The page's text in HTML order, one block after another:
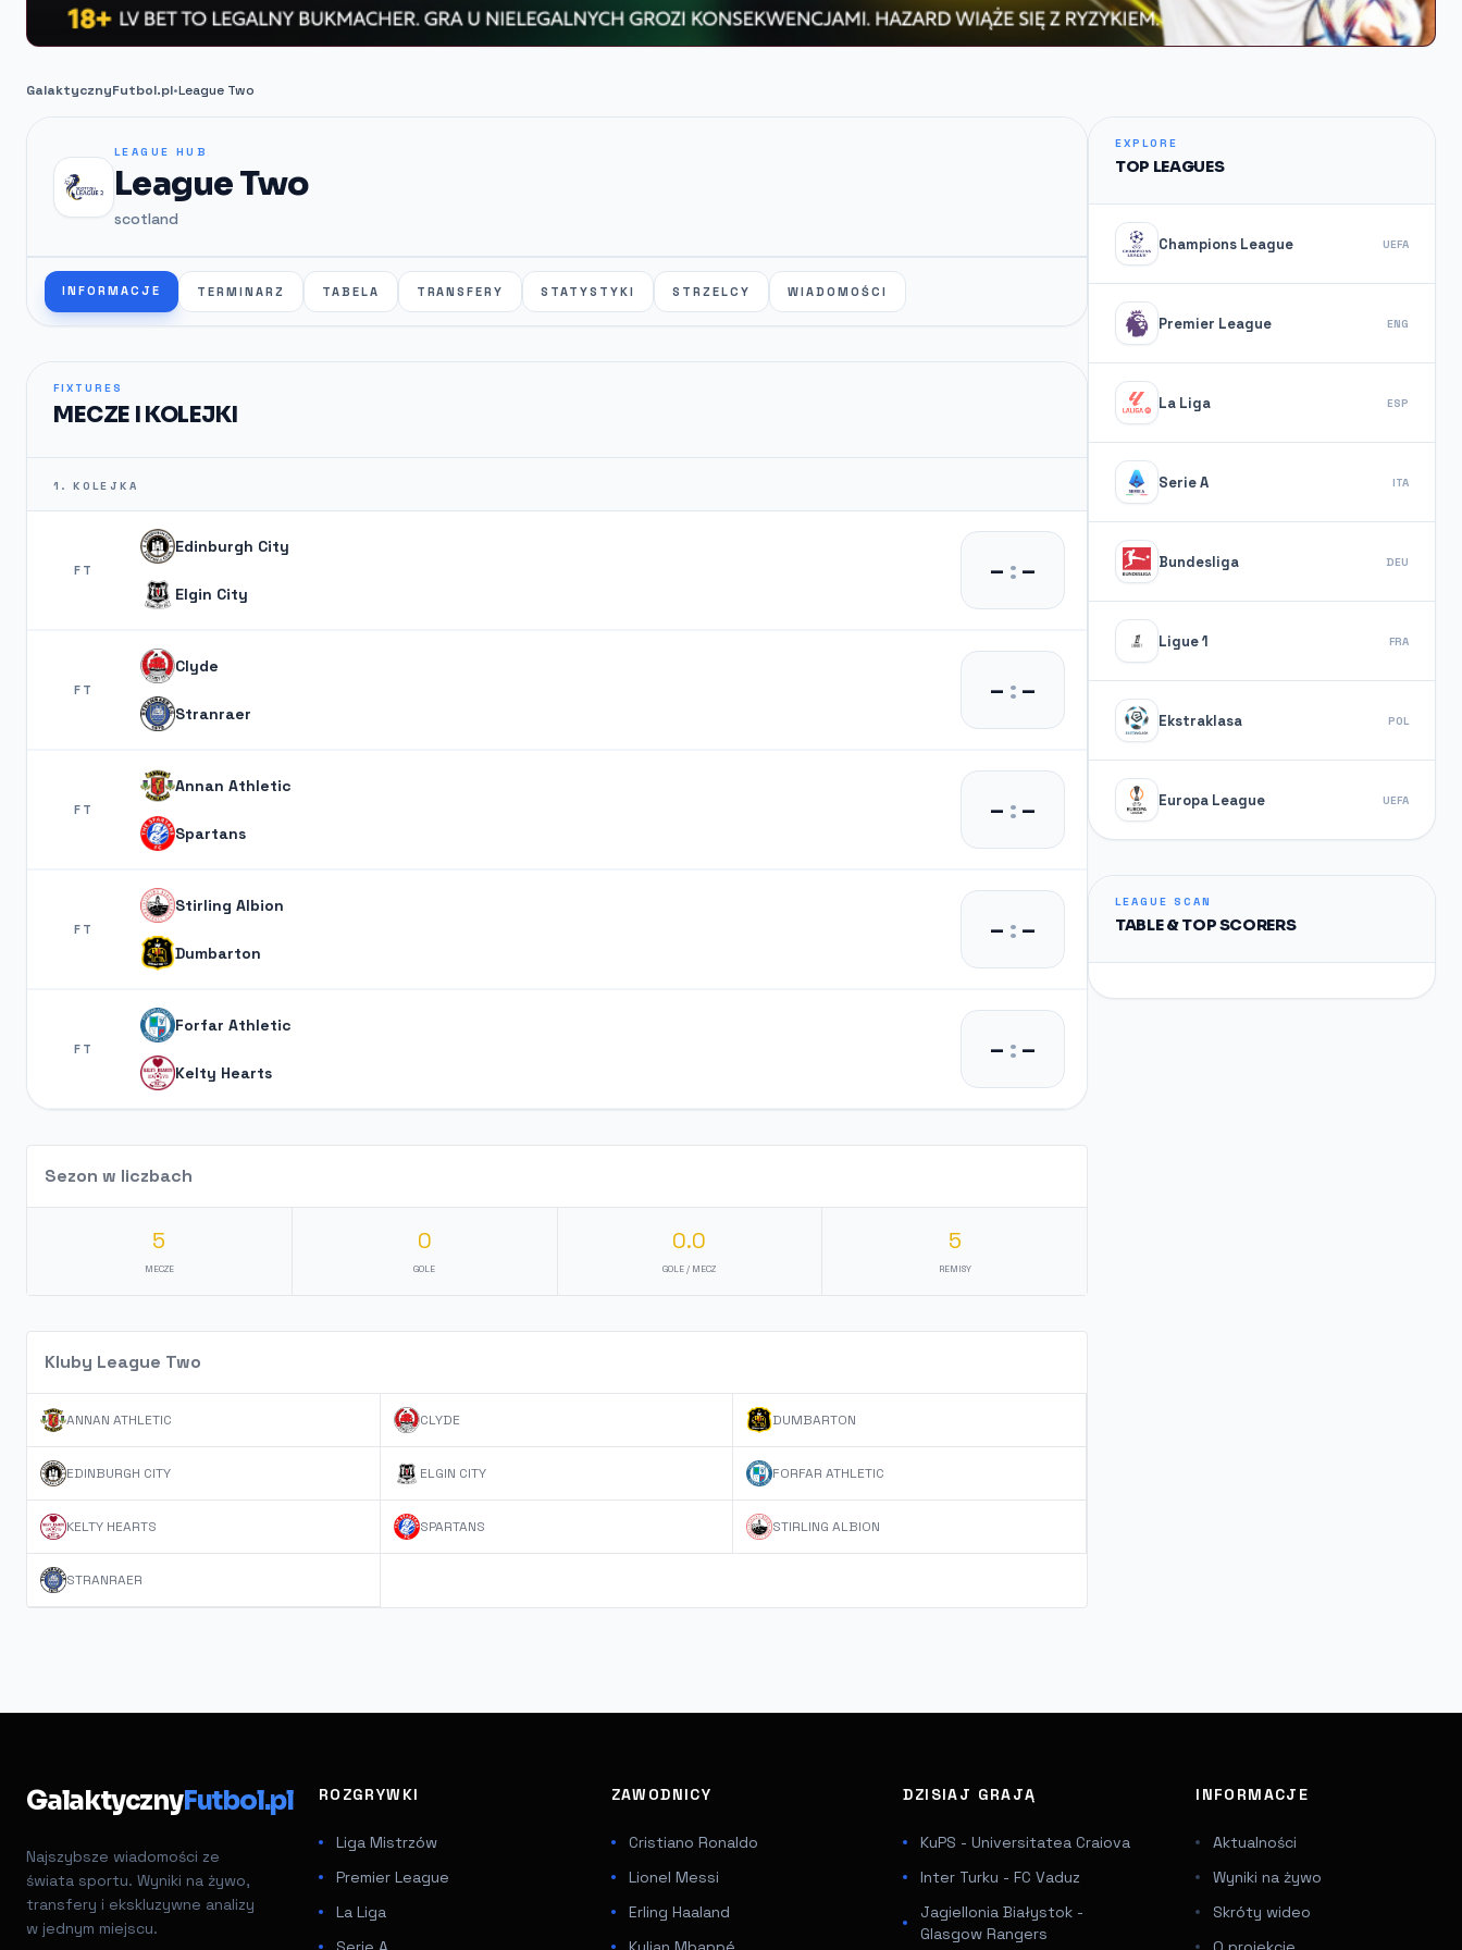
GalaktycznyFutbol.pl•League Two
LEAGUE HUB
League Two
scotland
INFORMACJE TERMINARZ TABELA TRANSFERY STATYSTYKI STRZELCY WIADOMOŚCI
FIXTURES
MECZE I KOLEJKI
1. KOLEJKA
FT
Edinburgh City
Elgin City
– :–
FT
Clyde
Stranraer
– :–
FT
Annan Athletic
Spartans
– :–
FT
Stirling Albion
Dumbarton
– :–
FT
Forfar Athletic
Kelty Hearts
– :–
Sezon w liczbach
5
MECZE
0
GOLE
0.0
GOLE / MECZ
5
REMISY
Kluby League Two
ANNAN ATHLETIC CLYDE DUMBARTON
EDINBURGH CITY ELGIN CITY FORFAR ATHLETIC
KELTY HEARTS SPARTANS STIRLING ALBION
STRANRAER
EXPLORE
TOP LEAGUES
Champions League UEFA
Premier League ENG
La Liga ESP
Serie A ITA
Bundesliga DEU
Ligue 1 FRA
Ekstraklasa POL
Europa League UEFA
LEAGUE SCAN
TABLE & TOP SCORERS
GalaktycznyFutbol.pl
Najszybsze wiadomości ze
świata sportu. Wyniki na żywo,
transfery i ekskluzywne analizy
w jednym miejscu.
ROZGRYWKI
Liga Mistrzów
Premier League
La Liga
ZAWODNICY
Cristiano Ronaldo
Lionel Messi
Erling Haaland
DZISIAJ GRAJĄ
KuPS - Universitatea Craiova
Inter Turku - FC Vaduz
Jagiellonia Białystok -
Glasgow Rangers
INFORMACJE
Aktualności
Wyniki na żywo
Skróty wideo